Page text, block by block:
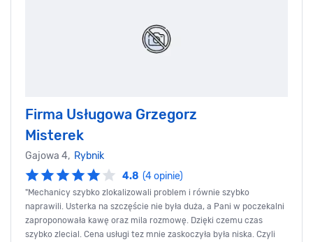
Firma Usługowa Grzegorz
Misterek
Gajowa 4, Rybnik
4.8 (4 opinie)
"Mechanicy szybko zlokalizowali problem i równie szybko
naprawili. Usterka na szczęście nie była duża, a Pani w poczekalni
zaproponowała kawę oraz mila rozmowę. Dzięki czemu czas
szybko zlecial. Cena usługi tez mnie zaskoczyła była niska. Czyli